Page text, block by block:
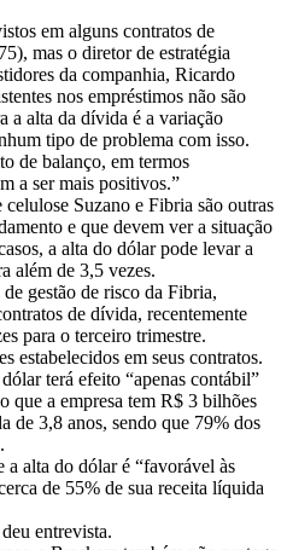
em alguns contratos de
mas o diretor de estratégia
da companhia, Ricardo
nos empréstimos não são
a alta da dívida é a variação
tipo de problema com isso.
de balanço, em termos
a ser mais positivos.”
Suzano e Fibria são outras
e que devem ver a situação
a alta do dólar pode levar a
além de 3,5 vezes.
gestão de risco da Fibria,
de dívida, recentemente
para o terceiro trimestre.
estabelecidos em seus contratos.
terá efeito “apenas contábil”
que a empresa tem R$ 3 bilhões
de 3,8 anos, sendo que 79% dos
alta do dólar é “favorável às
de 55% de sua receita líquida
entrevista.